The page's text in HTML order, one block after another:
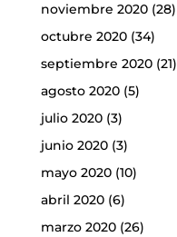
noviembre 2020(28)
octubre 2020(34)
septiembre 2020(21)
agosto 2020(5)
julio 2020(3)
junio 2020(3)
mayo 2020(10)
abril 2020(6)
marzo 2020(26)